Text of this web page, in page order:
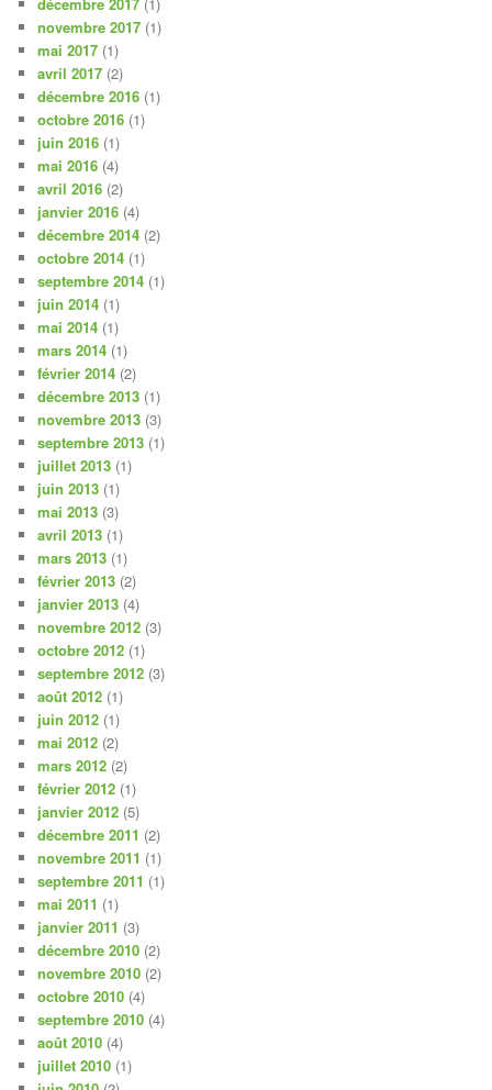
novembre 2017 (1)
mai 2017 (1)
avril 2017 (2)
décembre 2016 (1)
octobre 2016 (1)
juin 2016 (1)
mai 2016 (4)
avril 2016 (2)
janvier 2016 (4)
décembre 2014 (2)
octobre 2014 (1)
septembre 2014 (1)
juin 2014 (1)
mai 2014 (1)
mars 2014 (1)
février 2014 (2)
décembre 2013 (1)
novembre 2013 (3)
septembre 2013 (1)
juillet 2013 (1)
juin 2013 (1)
mai 2013 (3)
avril 2013 (1)
mars 2013 (1)
février 2013 (2)
janvier 2013 (4)
novembre 2012 (3)
octobre 2012 (1)
septembre 2012 (3)
août 2012 (1)
juin 2012 (1)
mai 2012 (2)
mars 2012 (2)
février 2012 (1)
janvier 2012 (5)
décembre 2011 (2)
novembre 2011 (1)
septembre 2011 (1)
mai 2011 (1)
janvier 2011 (3)
décembre 2010 (2)
novembre 2010 (2)
octobre 2010 (4)
septembre 2010 (4)
août 2010 (4)
juillet 2010 (1)